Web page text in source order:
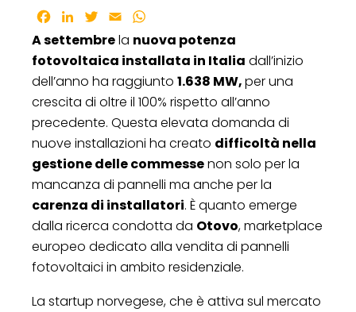
Facebook
LinkedInTwitter
Email
A settembrela nuova potenza
fotovoltaica installata in Italia dall’inizio
dell’anno ha raggiunto 1.638 MW,per una
crescita di oltre il 100% rispetto all’anno
precedente. Questa elevata domanda di
nuove installazioni ha creato difficoltà nella
gestione delle commessenon solo per la
mancanza di pannelli ma anche per la
carenza di installatori. È quanto emerge
dalla ricerca condotta da Otovo, marketplace
europeo dedicato alla vendita di pannelli
fotovoltaici in ambito residenziale.
La startup norvegese, che è attiva sul mercato